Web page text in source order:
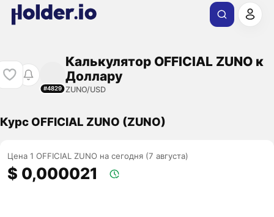
#4829
Калькулятор OFFICIAL ZUNO к
Доллару
ZUNO/USD
Курс OFFICIAL ZUNO (ZUNO)
Цена 1 OFFICIAL ZUNO на сегодня (7 августа)
$ 0,000021